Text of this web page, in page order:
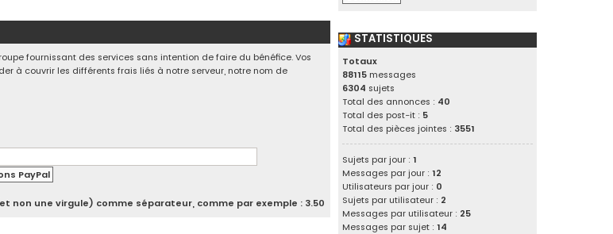
fournissant des services sans intention de faire du bénéfice. Vos
à couvrir les différents frais liés à notre serveur, notre nom de
non une virgule) comme séparateur, comme par exemple : 3.50
STATISTIQUES
Totaux
88115 messages
6304 sujets
Total des annonces : 40
Total des post-it : 5
Total des pièces jointes : 3551
Sujets par jour : 1
Messages par jour : 12
Utilisateurs par jour : 0
Sujets par utilisateur : 2
Messages par utilisateur : 25
Messages par sujet : 14